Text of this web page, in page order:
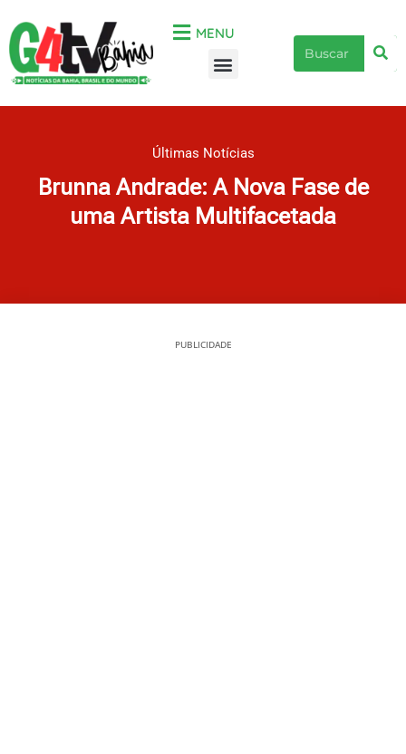
para
conteúdo
MENU
Menu
Pesquisar
Últimas Notícias
Brunna Andrade: A Nova Fase de
uma Artista Multifacetada
PUBLICIDADE